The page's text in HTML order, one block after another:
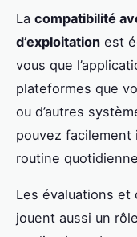
La compatibilité
d’exploitation est
vous que
plateformes que
ou d’autres
pouvez facilement
routine
Les évaluations et
jouent aussi un